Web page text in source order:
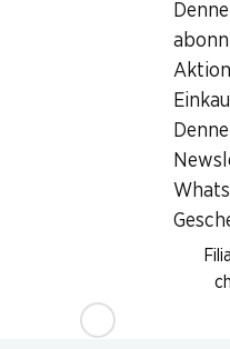
Newsletter